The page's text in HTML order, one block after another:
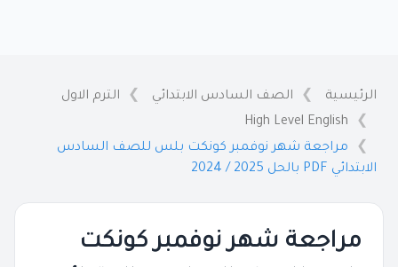
الرئيسية الصف السادس الابتدائي
الترم الاول
High Level English
مراجعة شهر نوفمبر كونكت بلس للصف السادس
الابتدائي PDF بالحل 2025 / 2024
مراجعة شهر نوفمبر كونكت